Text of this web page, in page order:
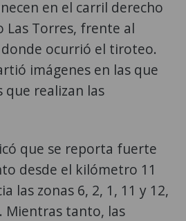
en el carril derecho
Las Torres, frente al
ocurrió el tiroteo.
imágenes en las que
que realizan las
que se reporta fuerte
desde el kilómetro 11
las zonas 6, 2, 1, 11 y 12,
Mientras tanto, las